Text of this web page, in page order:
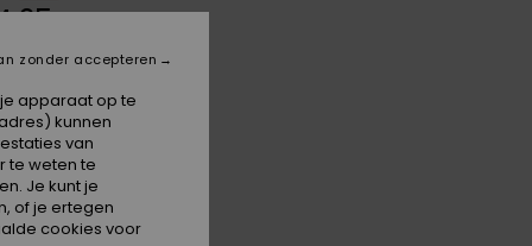
Beer All About Sol Mini
apparaat op te
kunnen
van
te weten te
Je kunt je
of je ertegen
cookies voor
zonder accepteren